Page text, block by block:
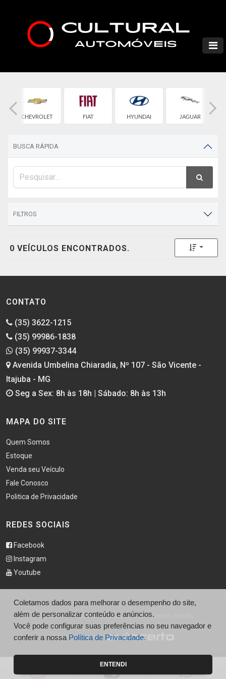
CHEVROLET FIAT HYUNDAI JAGUAR
BUSCA RÁPIDA
FILTROS
0 VEÍCULOS ENCONTRADOS. Toggle
CONTATO
(35) 3622-1215
(35) 99986-1838
(35) 99937-3344
Avenida Umbelina Chiaradia, Nº 107 - São Vicente -
Itajuba - MG
Seg a Sex: 8h às 18h | Sábado: 8h às 13h
MAPA DO SITE
Quem Somos
Estoque
Venda seu Veículo
Fale Conosco
Politica de Privacidade
REDES SOCIAIS
Facebook
Instagram
Youtube
© Cultural Automoveis - http://culturalautomoveis.com.br/
Desenvolvido por
Coletamos dados para melhorar o desempenho do site,
além de personalizar conteúdo e anúncios.
Você pode configurar suas preferências no seu navegador e
conferir a nossa Política de Privacidade.
ENTENDI